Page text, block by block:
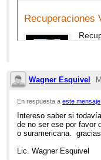
Wagner Esquivel
En respuesta aeste mensaje
Intereso saber si
de no ser ese por favor
o suramericana. gracias
Lic. Wagner Esquivel